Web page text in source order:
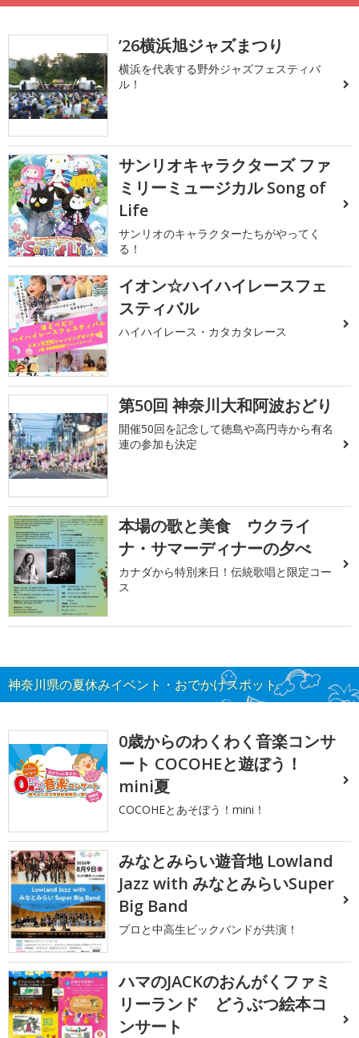
’26横浜旭ジャズまつり
横浜を代表する野外ジャズフェスティバ
ル！
サンリオキャラクターズ ファ
ミリーミュージカル Song of
Life
サンリオのキャラクターたちがやってく
る！
イオン☆ハイハイレースフェ
スティバル
ハイハイレース・カタカタレース
第50回 神奈川大和阿波おどり
開催50回を記念して徳島や高円寺から有名
連の参加も決定
本場の歌と美食 ウクライ
ナ・サマーディナーの夕べ
カナダから特別来日！伝統歌唱と限定コー
ス
神奈川県の夏休みイベント・おでかけスポット
0歳からのわくわく音楽コンサ
ート COCOHEと遊ぼう！
mini夏
COCOHEとあそぼう！mini！
みなとみらい遊音地 Lowland
Jazz with みなとみらいSuper
Big Band
プロと中高生ビックバンドが共演！
ハマのJACKのおんがくファミ
リーランド どうぶつ絵本コ
ンサート